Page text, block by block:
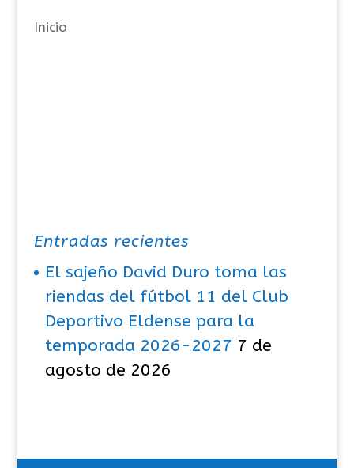
s
Inicio
Entradas recientes
El sajeño David Duro toma las
riendas del fútbol 11 del Club
Deportivo Eldense para la
temporada 2026-2027 7 de
agosto de 2026